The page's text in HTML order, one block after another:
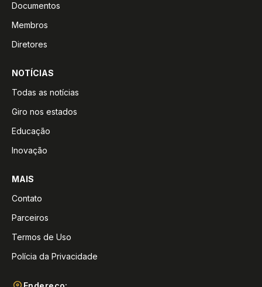
Documentos
Membros
Diretores
NOTÍCIAS
Todas as notícias
Giro nos estados
Educação
Inovação
MAIS
Contato
Parceiros
Termos de Uso
Polícia da Privacidade